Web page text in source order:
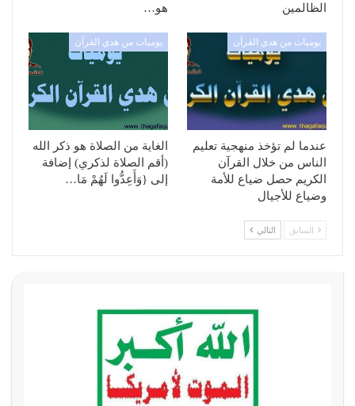
الظالمين
هو…
يوميات من هدي القرآن
عندما لم تؤخذ منهجية تعليم
الناس من خلال القرآن
الكريم حصل ضياع للأمة
وضياع للأجيال
يوميات من هدي القرآن
الغاية من الصلاة هو ذكر الله
(أقم الصلاة لذكري) إضافة
إلى {وَأَعِدُّوا لَهُمْ مَا…
السابق التالي